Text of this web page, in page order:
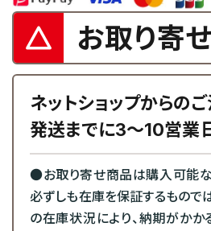
お取り寄せ
ネットショップからの
発送までに3～10営業
●お取り寄せ商品は購入可能な
必ずしも在庫を保証するもので
の在庫状況により、納期がかか